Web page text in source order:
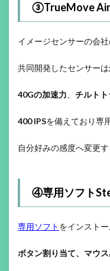
③TrueMove
イメージセンサーの会
共同開発したセンサーは
40Gの加速力 チルトト
400 IPSを備えており専
自分好みの感度へ変更す
④専用ソフト
専用ソフト をインスト
ボタン割り当て、マウス